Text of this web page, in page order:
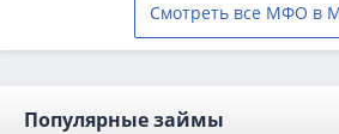
Смотреть все МФО в
Популярные займы